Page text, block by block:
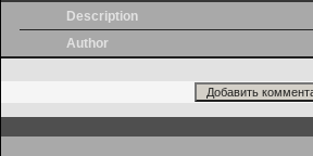
Description
Author